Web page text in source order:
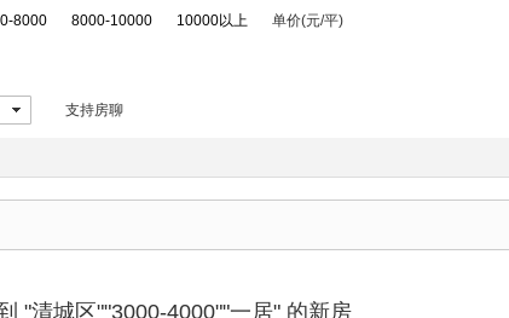
8000 8000-10000 10000以上 单价(元/平)
支持房聊
"清城区""3000-4000""一居" 的新房